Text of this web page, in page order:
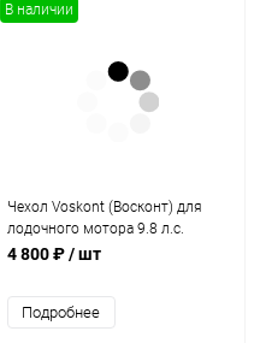
В наличии
Чехол Voskont (Восконт) для
лодочного мотора 9.8 л.с.
4 800 ₽/ шт
Подробнее